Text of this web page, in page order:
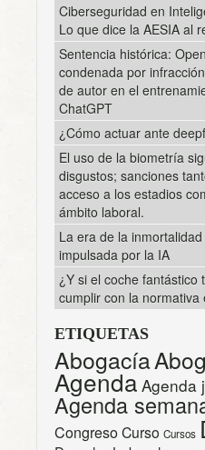
Ciberseguridad en
Lo que dice la AESIA al
Sentencia histórica:
condenada por
de autor en el
ChatGPT
¿Cómo actuar ante
El uso de la biometría
disgustos; sanciones
acceso a los estadios
ámbito laboral.
La era de la
impulsada por la IA
¿Y si el coche fantástico
cumplir con la normativa
ETIQUETAS
Abogacía
Agenda Agenda
Agenda
CongresoCurso Cursos